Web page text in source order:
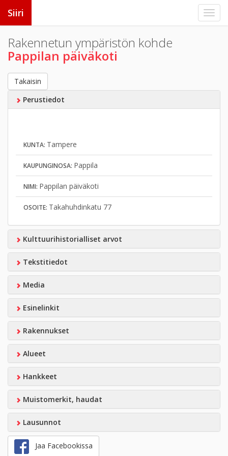
Siiri
Rakennetun ympäristön kohde
Pappilan päiväkoti
Takaisin
Perustiedot
KUNTA: Tampere
KAUPUNGINOSA: Pappila
NIMI: Pappilan päiväkoti
OSOITE: Takahuhdinkatu 77
Kulttuurihistorialliset arvot
Tekstitiedot
Media
Esinelinkit
Rakennukset
Alueet
Hankkeet
Muistomerkit, haudat
Lausunnot
Jaa Facebookissa